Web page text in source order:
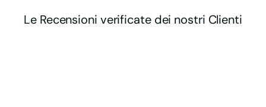
Le Recensioni verificate dei nostri Clienti